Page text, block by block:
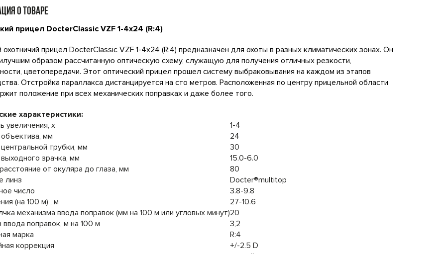
О ТОВАРЕ
прицел DocterClassic VZF 1-4x24 (R:4)
охотничий прицел DocterClassic VZF 1-4x24 (R:4) предназначен для охоты в разных климатических зонах. Он
образом рассчитанную оптическую схему, служащую для получения отличных резкости,
цветопередачи. Этот оптический прицел прошел систему выбраковывания на каждом из этапов
Отстройка параллакса дистанцируется на сто метров. Расположенная по центру прицельной области
положение при всех механических поправках и даже более того.
характеристики:
увеличения, х
1-4
мм
24
трубки, мм
30
зрачка, мм
15.0-6.0
от окуляра до глаза, мм
80
линз
Docter®multitop
число
3.8-9.8
(на 100 м) , м
27-10.6
механизма ввода поправок (мм на 100 м или угловых минут)20
ввода поправок, м на 100 м
3,2
марка
R:4
коррекция
+/-2.5 D